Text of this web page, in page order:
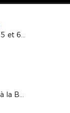
Le Musée des Bleues les 5 et 6 avril à Atlantis !
France - Bolivie le 2 juin à la Beaujoire !